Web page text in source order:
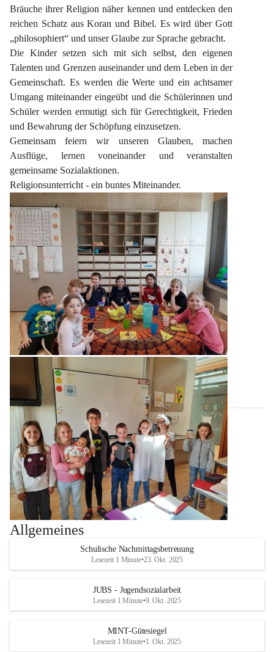
Bräuche ihrer Religion näher kennen und entdecken den
reichen Schatz aus Koran und Bibel. Es wird über Gott
„philosophiert“ und unser Glaube zur Sprache gebracht.
Die Kinder setzen sich mit sich selbst, den eigenen
Talenten und Grenzen auseinander und dem Leben in der
Gemeinschaft. Es werden die Werte und ein achtsamer
Umgang miteinander eingeübt und die Schülerinnen und
Schüler werden ermutigt sich für Gerechtigkeit, Frieden
und Bewahrung der Schöpfung einzusetzen.
Gemeinsam feiern wir unseren Glauben, machen
Ausflüge, lernen voneinander und veranstalten
gemeinsame Sozialaktionen.
Religionsunterricht - ein buntes Miteinander.
Allgemeines
Schulische Nachmittagsbetreuung
Lesezeit 1 Minute•23. Okt. 2025
JUBS - Jugendsozialarbeit
Lesezeit 1 Minute•9. Okt. 2025
MINT-Gütesiegel
Lesezeit 1 Minute•1. Okt. 2025